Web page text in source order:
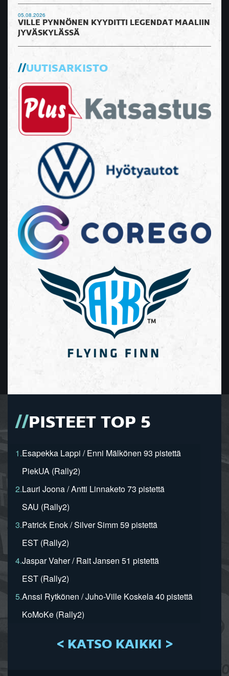
05.08.2026
VILLE PYNNÖNEN KYYDITTI LEGENDAT MAALIIN
JYVÄSKYLÄSSÄ
UUTISARKISTO
PISTEET TOP 5
1.Esapekka Lappi / Enni Mälkönen 93 pistettä
PiekUA (Rally2)
2.Lauri Joona / Antti Linnaketo 73 pistettä
SAU (Rally2)
3.Patrick Enok / Silver Simm 59 pistettä
EST (Rally2)
4.Jaspar Vaher / Rait Jansen 51 pistettä
EST (Rally2)
5.Anssi Rytkönen / Juho-Ville Koskela 40 pistettä
KoMoKe (Rally2)
< KATSO KAIKKI >